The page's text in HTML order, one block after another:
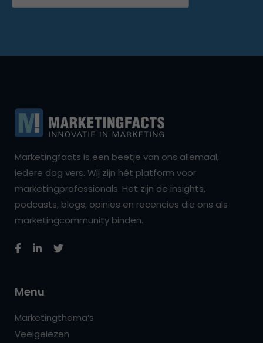
Marketingfacts is een beetje van ons allemaal,
iedere dag vers. Wij zijn hét platform voor
marketingprofessionals. Het zijn de insights,
podcasts, blogs, opinies en recencies die ons als
marketingcommunity binden.
Menu
Marketingthema’s
Veelgelezen